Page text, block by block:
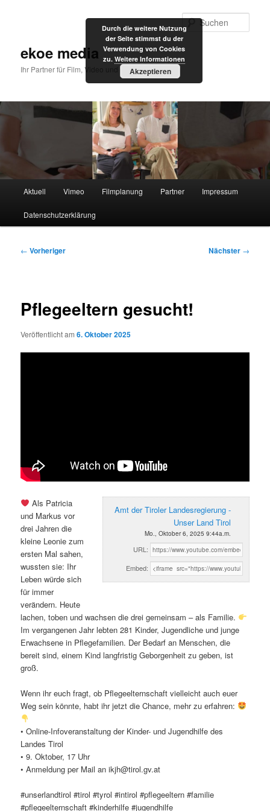
ekoe media
Ihr Partner für Film, Video und Internet
Aktuell Vimeo Filmplanung Partner Impressum
Datenschutzerklärung
Beitragsnavigation
← Vorheriger Nächster →
Pflegeeltern gesucht!
Veröffentlicht am6. Oktober 2025
Amt der Tiroler Landesregierung -
Unser Land Tirol
Mo., Oktober 6, 2025 9:44a.m.
URL:
Embed:
Als Patricia
und Markus vor
drei Jahren die
kleine Leonie zum
ersten Mal sahen,
wussten sie: Ihr
Leben würde sich
für immer
verändern. Heute
lachen, toben und wachsen die drei gemeinsam – als Familie.
Im vergangenen Jahr lebten 281 Kinder, Jugendliche und junge
Erwachsene in Pflegefamilien. Der Bedarf an Menschen, die
bereit sind, einem Kind langfristig Geborgenheit zu geben, ist
groß.
Wenn ihr euch fragt, ob Pflegeelternschaft vielleicht auch euer
Weg sein könnte, habt ihr jetzt die Chance, mehr zu erfahren:
• Online-Infoveranstaltung der Kinder- und Jugendhilfe des
Landes Tirol
• 9. Oktober, 17 Uhr
• Anmeldung per Mail an ikjh@tirol.gv.at
#unserlandtirol #tirol #tyrol #intirol #pflegeeltern #familie
#pflegeelternschaft #kinderhilfe #jugendhilfe
Durch die weitere Nutzung
der Seite stimmst du der
Verwendung von Cookies
zu. Weitere Informationen
Akzeptieren